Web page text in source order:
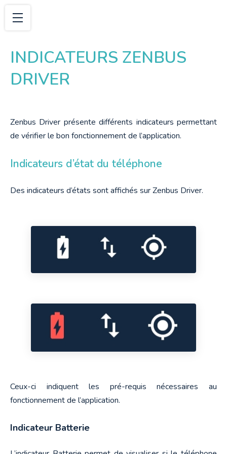
INDICATEURS ZENBUS
DRIVER
Zenbus Driver présente différents indicateurs permettant
de vérifier le bon fonctionnement de l’application.
Indicateurs d’état du téléphone
Des indicateurs d’états sont affichés sur Zenbus Driver.
Ceux-ci indiquent les pré-requis nécessaires au
fonctionnement de l’application.
Indicateur Batterie